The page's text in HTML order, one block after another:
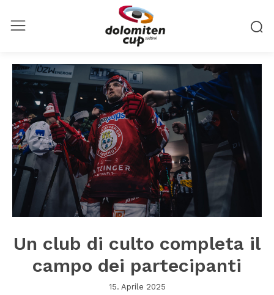
Un club di culto completa il
campo dei partecipanti
15. Aprile 2025